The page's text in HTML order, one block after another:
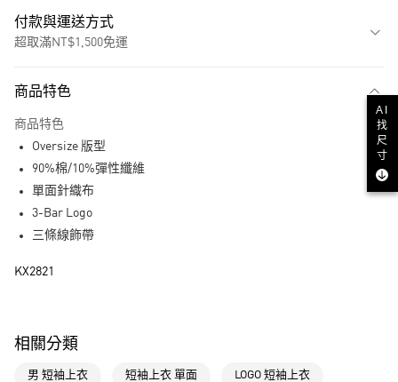
付款與運送方式
超取滿NT$1,500免運
LINE Pay
全家取貨付款
付款後全家取貨
商品特色
商品特色
Oversize 版型
90%棉/10%彈性纖維
單面針織布
3-Bar Logo
三條線飾帶
KX2821
相關分類
男 短袖上衣 短袖上衣 單面 LOGO 短袖上衣
AI
找
尺
寸